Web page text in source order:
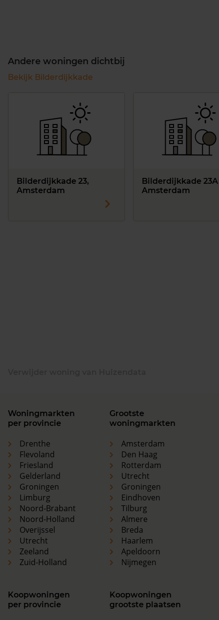
Andere woningen dichtbij
Bekijk Bilderdijkkade
Bilderdijkkade 23,
Amsterdam
Bilderdijkkade
Amsterdam
Woningmarkten
per provincie
Drenthe
Flevoland
Friesland
Gelderland
Groningen
Limburg
Noord-Brabant
Noord-Holland
Overijssel
Utrecht
Zeeland
Zuid-Holland
Grootste
woningmarkten
Amsterdam
Den Haag
Rotterdam
Utrecht
Groningen
Eindhoven
Tilburg
Almere
Breda
Haarlem
Apeldoorn
Nijmegen
Koopwoningen
per provincie
Koopwoningen
grootste plaatsen